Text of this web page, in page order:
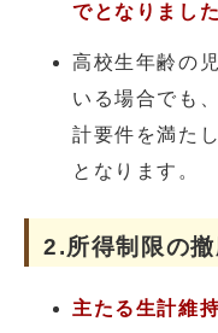
でとなりました
高校生年齢の
いる場合でも
計要件を満た
となります。
2.所得制限の
主たる生計維